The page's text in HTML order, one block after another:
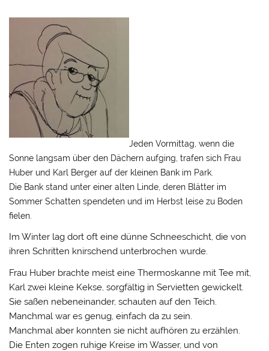
Jeden Vormittag, wenn die
Sonne langsam über den Dächern aufging, trafen sich Frau
Huber und Karl Berger auf der kleinen Bank im Park.
Die Bank stand unter einer alten Linde, deren Blätter im
Sommer Schatten spendeten und im Herbst leise zu Boden
fielen.
Im Winter lag dort oft eine dünne Schneeschicht, die von
ihren Schritten knirschend unterbrochen wurde.
Frau Huber brachte meist eine Thermoskanne mit Tee mit,
Karl zwei kleine Kekse, sorgfältig in Servietten gewickelt.
Sie saßen nebeneinander, schauten auf den Teich.
Manchmal war es genug, einfach da zu sein.
Manchmal aber konnten sie nicht aufhören zu erzählen.
Die Enten zogen ruhige Kreise im Wasser, und von